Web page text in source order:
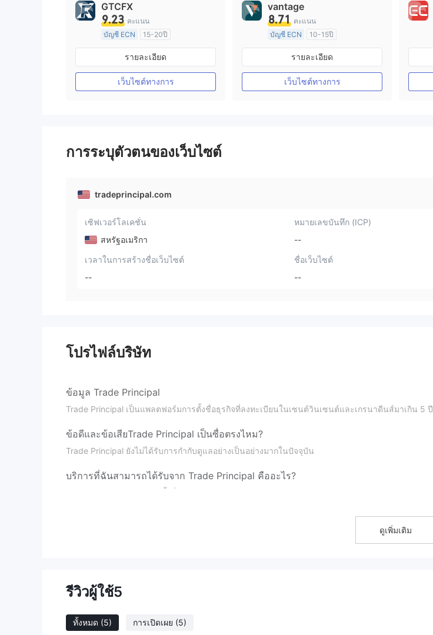
GTCFX
9.23 คะแนน
บัญชี ECN
15-20ปี
การกำกับดูแล สหราชอาณาจักร
ใบอนุญาต MT4 แบบเต็ม
รายละเอียด
เว็บไซต์ทางการ
vantage
8.71 คะแนน
บัญชี ECN
10-15ปี
การกำกับดูแล ออสเตรเลีย
ใบอนุญาต MT4 แบบเต็ม
รายละเอียด
เว็บไซต์ทางการ
การระบุตัวตนของเว็บไซต์
tradeprincipal.com
เซิฟเวอร์โลเคชั่น
สหรัฐอเมริกา
หมายเลขบันทึก (ICP)
--
เวลาในการสร้างชื่อเว็บไซต์
--
ชื่อเว็บไซต์
--
โปรไฟล์บริษัท
ข้อมูล Trade Principal
Trade Principal เป็นแพลตฟอร์มการตั้งชื่อธุรกิจที่ลงทะเบียนในเซนต์วินเซนต์และเกรนาดีนส์มาเกิน 5 ปี
ข้อดีและข้อเสียTrade Principal เป็นซื่อตรงไหม?
Trade Principal ยังไม่ได้รับการกำกับดูแลอย่างเป็นอย่างมากในปัจจุบัน
บริการที่ฉันสามารถได้รับจาก Trade Principal คืออะไร?
ดูเพิ่มเติม
รีวิวผู้ใช้5
ทั้งหมด (5) การเปิดเผย (5)